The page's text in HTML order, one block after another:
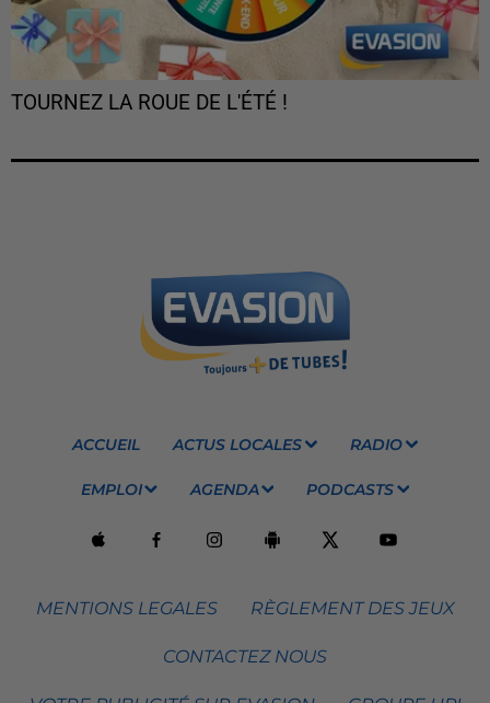
TOURNEZ LA ROUE DE L'ÉTÉ !
ACCUEIL ACTUS LOCALES RADIO
EMPLOI AGENDA PODCASTS
MENTIONS LEGALES RÈGLEMENT DES JEUX
CONTACTEZ NOUS